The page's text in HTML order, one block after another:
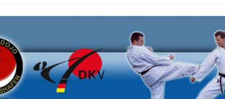
GÜRTELGRADE UND IHRE
BEDEUTUNG